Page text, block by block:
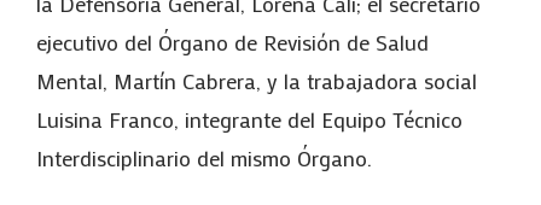
ejecutivo del Órgano de Revisión de Salud
Mental, Martín Cabrera, y la trabajadora social
Luisina Franco, integrante del Equipo Técnico
Interdisciplinario del mismo Órgano.